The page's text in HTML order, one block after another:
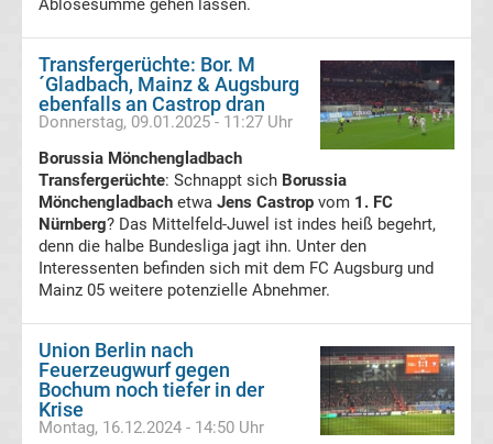
Bundesliga
Radio
Live
Bundesliga
Torjäger
Bundesliga
Meistertrainer
Ablösesumme gehen lassen.
Transfergerüchte: Bor. M
´Gladbach, Mainz & Augsburg
ebenfalls an Castrop dran
Donnerstag, 09.01.2025 - 11:27 Uhr
Borussia Mönchengladbach
Transfergerüchte: Schnappt sich Borussia
Mönchengladbach etwa Jens Castrop vom 1. FC
Nürnberg? Das Mittelfeld-Juwel ist indes heiß begehrt,
denn die halbe Bundesliga jagt ihn. Unter den
Interessenten befinden sich mit dem FC Augsburg und
Mainz 05 weitere potenzielle Abnehmer.
Union Berlin nach
Feuerzeugwurf gegen
Bochum noch tiefer in der
Krise
Montag, 16.12.2024 - 14:50 Uhr